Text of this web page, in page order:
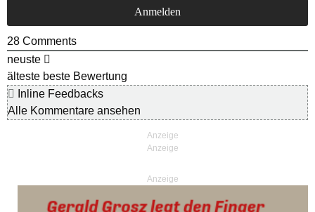
28 Comments
neuste
älteste beste Bewertung
Inline Feedbacks
Alle Kommentare ansehen
Anzeige